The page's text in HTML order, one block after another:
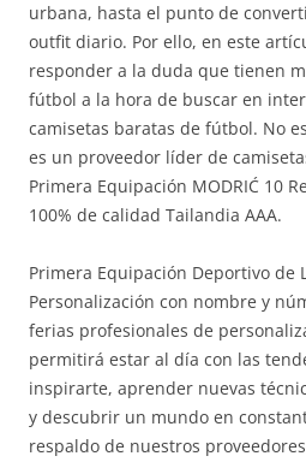
urbana, hasta el punto de
outfit diario. Por ello, en este
responder a la duda que tienen
fútbol a la hora de buscar en
camisetas baratas de fútbol. No
es un proveedor líder de
Primera Equipación MODRIĆ 10
100% de calidad Tailandia AAA.
Primera Equipación Deportivo de
Personalización con nombre y
ferias profesionales de
permitirá estar al día con las
inspirarte, aprender nuevas
y descubrir un mundo en
respaldo de nuestros